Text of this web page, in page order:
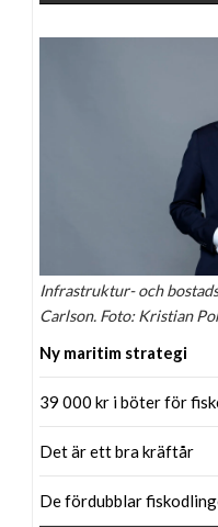
Infrastruktur- och
Carlson. Foto: Kristian
Ny maritim strategi
39 000 kr i böter för
Det är ett bra kräftår
De fördubblar